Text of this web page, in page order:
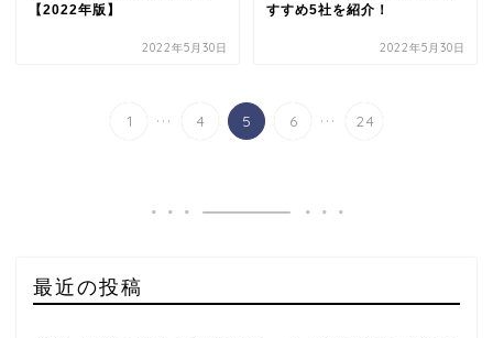
【2022年版】
2022年5月30日
すすめ5社を紹介！
2022年5月30日
1 ... 4 5 6 ... 24
最近の投稿